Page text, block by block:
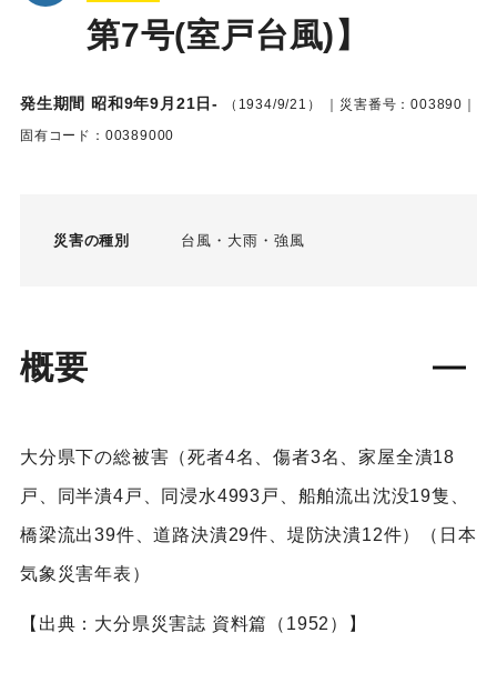
第7号(室戸台風)】
発生期間 昭和9年9月21日- （1934/9/21）
｜災害番号：003890｜
固有コード：00389000
災害の種別 台風 大雨 強風
概要
大分県下の総被害（死者4名、傷者3名、家屋全潰18
戸、同半潰4戸、同浸水4993戸、船舶流出沈没19隻、
橋梁流出39件、道路決潰29件、堤防決潰12件）（日本
気象災害年表）
【出典：大分県災害誌 資料篇（1952）】